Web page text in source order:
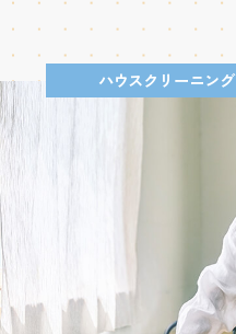
ハウスクリーニング